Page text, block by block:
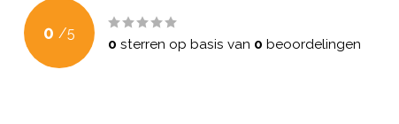
0 /5
0 sterren op basis van 0 beoordelingen